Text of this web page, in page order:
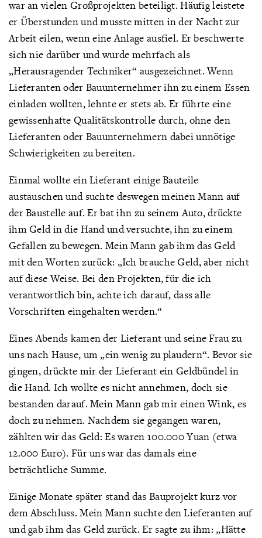
war an vielen Großprojekten beteiligt. Häufig leistete
er Überstunden und musste mitten in der Nacht zur
Arbeit eilen, wenn eine Anlage ausfiel. Er beschwerte
sich nie darüber und wurde mehrfach als
„Herausragender Techniker“ ausgezeichnet. Wenn
Lieferanten oder Bauunternehmer ihn zu einem Essen
einladen wollten, lehnte er stets ab. Er führte eine
gewissenhafte Qualitätskontrolle durch, ohne den
Lieferanten oder Bauunternehmern dabei unnötige
Schwierigkeiten zu bereiten.
Einmal wollte ein Lieferant einige Bauteile
austauschen und suchte deswegen meinen Mann auf
der Baustelle auf. Er bat ihn zu seinem Auto, drückte
ihm Geld in die Hand und versuchte, ihn zu einem
Gefallen zu bewegen. Mein Mann gab ihm das Geld
mit den Worten zurück: „Ich brauche Geld, aber nicht
auf diese Weise. Bei den Projekten, für die ich
verantwortlich bin, achte ich darauf, dass alle
Vorschriften eingehalten werden.“
Eines Abends kamen der Lieferant und seine Frau zu
uns nach Hause, um „ein wenig zu plaudern“. Bevor sie
gingen, drückte mir der Lieferant ein Geldbündel in
die Hand. Ich wollte es nicht annehmen, doch sie
bestanden darauf. Mein Mann gab mir einen Wink, es
doch zu nehmen. Nachdem sie gegangen waren,
zählten wir das Geld: Es waren 100.000 Yuan (etwa
12.000 Euro). Für uns war das damals eine
beträchtliche Summe.
Einige Monate später stand das Bauprojekt kurz vor
dem Abschluss. Mein Mann suchte den Lieferanten auf
und gab ihm das Geld zurück. Er sagte zu ihm: „Hätte